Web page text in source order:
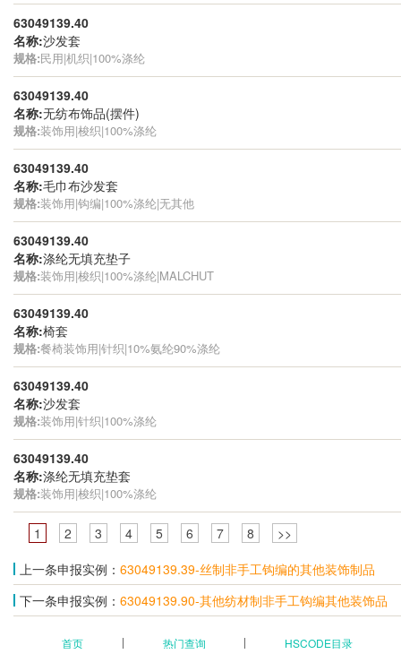
63049139.40
名称:沙发套
规格:民用|机织|100%涤纶
63049139.40
名称:无纺布饰品(摆件)
规格:装饰用|梭织|100%涤纶
63049139.40
名称:毛巾布沙发套
规格:装饰用|钩编|100%涤纶|无其他
63049139.40
名称:涤纶无填充垫子
规格:装饰用|梭织|100%涤纶|MALCHUT
63049139.40
名称:椅套
规格:餐椅装饰用|针织|10%氨纶90%涤纶
63049139.40
名称:沙发套
规格:装饰用|针织|100%涤纶
63049139.40
名称:涤纶无填充垫套
规格:装饰用|梭织|100%涤纶
1 2 3 4 5 6 7 8
>>
上一条申报实例： 63049139.39-丝制非手工钩编的其他装饰制品
下一条申报实例： 63049139.90-其他纺材制非手工钩编其他装饰品
首页 热门查询 HSCODE目录